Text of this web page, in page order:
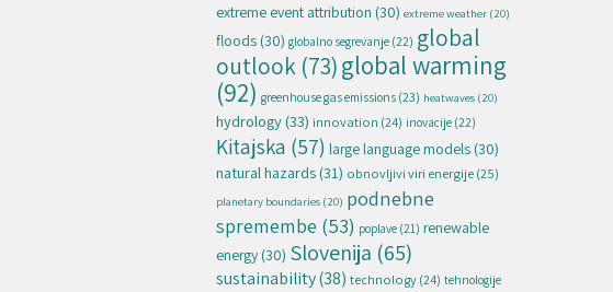
extreme event attribution (30) extreme weather (20)
floods (30) globalno segrevanje (22) global
outlook (73)global warming
(92) greenhouse gas emissions (23) heatwaves (20)
hydrology(33) innovation (24) inovacije (22)
Kitajska (57) large language models (30)
natural hazards (31) obnovljivi viri energije(25)
planetary boundaries (20) podnebne
spremembe (53) poplave (21) renewable
energy (30) Slovenija (65)
sustainability(38) technology(24) tehnologije